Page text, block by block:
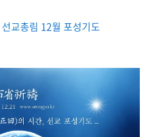
선교총림 12월 포성기도